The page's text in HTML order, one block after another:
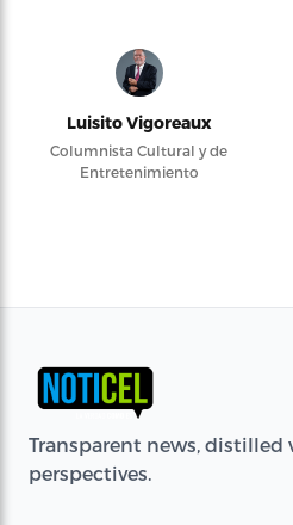
Luisito Vigoreaux
Columnista Cultural y de
Entretenimiento
Transparent news, distilled
perspectives.